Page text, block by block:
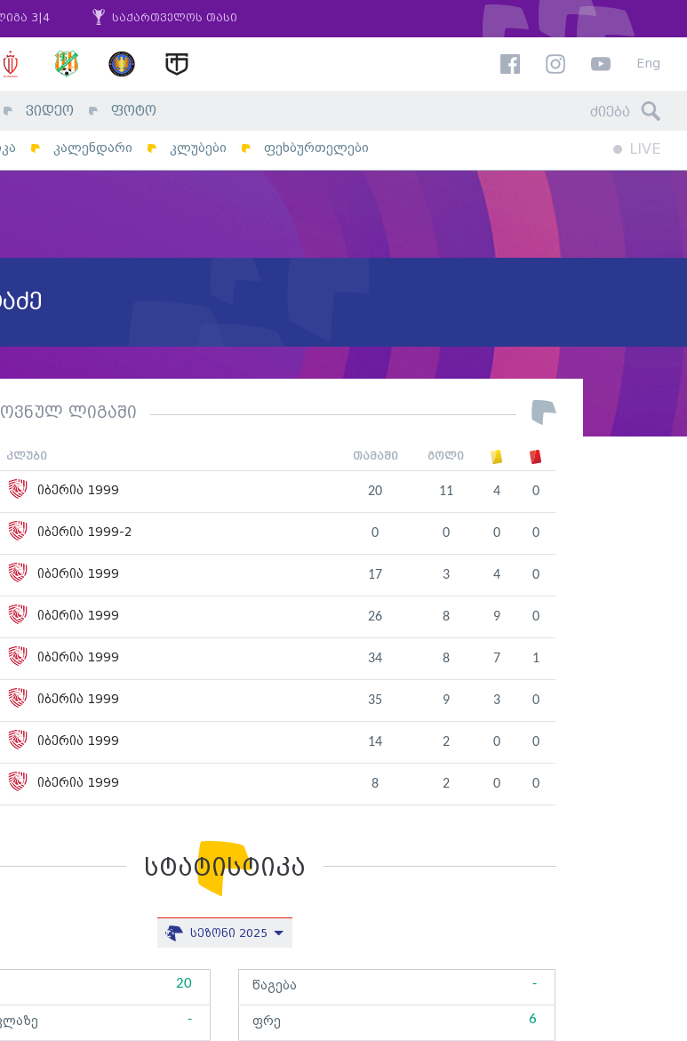
3|4 საქართველოს თასი
Eng
ვიდეო ფოტო
კალენდარი კლუბები ფეხბურთელები LIVE
ლიგაში
კლუბი თამაში გოლი
იბერია 1999 20 11 4 0
იბერია 1999-2 0 0 0 0
იბერია 1999 17 3 4 0
იბერია 1999 26 8 9 0
იბერია 1999 34 8 7 1
იბერია 1999 35 9 3 0
იბერია 1999 14 2 0 0
იბერია 1999 8 2 0 0
სტატისტიკა
სეზონი 2025
20
-
წაგება -
ფრე 6